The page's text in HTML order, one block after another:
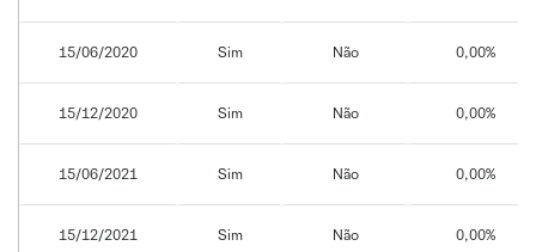
15/06/2020 Sim Não 0,00%
15/12/2020 Sim Não 0,00%
15/06/2021 Sim Não 0,00%
15/12/2021 Sim Não 0,00%